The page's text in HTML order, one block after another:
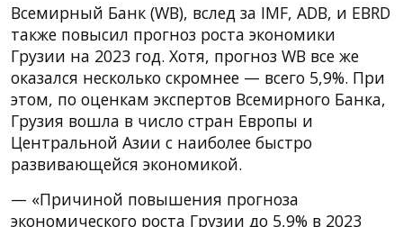
Всемирный Банк (WB), вслед за IMF, ADB, и EBRD
также повысил прогноз роста экономики
Грузии на 2023 год. Хотя, прогноз WB все же
оказался несколько скромнее — всего 5,9%. При
этом, по оценкам экспертов Всемирного Банка,
Грузия вошла в число стран Европы и
Центральной Азии с наиболее быстро
развивающейся экономикой.
— «Причиной повышения прогноза
экономического роста Грузии до 5,9% в 2023